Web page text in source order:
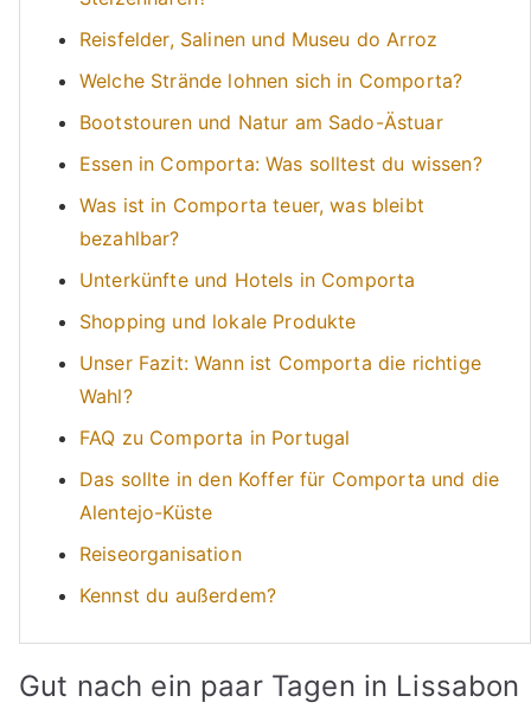
Reisfelder, Salinen und Museu do Arroz
Welche Strände lohnen sich in Comporta?
Bootstouren und Natur am Sado-Ästuar
Essen in Comporta: Was solltest du wissen?
Was ist in Comporta teuer, was bleibt
bezahlbar?
Unterkünfte und Hotels in Comporta
Shopping und lokale Produkte
Unser Fazit: Wann ist Comporta die richtige
Wahl?
FAQ zu Comporta in Portugal
Das sollte in den Koffer für Comporta und die
Alentejo-Küste
Reiseorganisation
Kennst du außerdem?
Gut nach ein paar Tagen in Lissabon